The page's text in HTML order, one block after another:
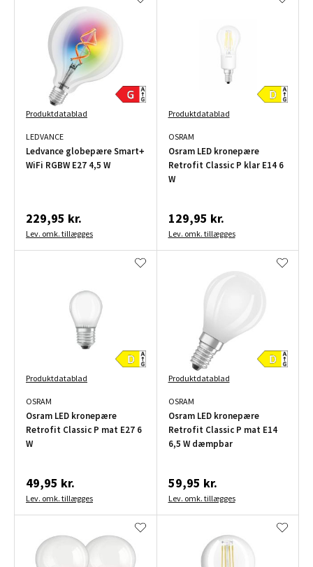
Produktdatablad
LEDVANCE
Ledvance globepære Smart+
WiFi RGBW E27 4,5 W
229,95 kr.
Lev. omk. tillægges
Produktdatablad
OSRAM
Osram LED kronepære
Retrofit Classic P klar E14 6
W
129,95 kr.
Lev. omk. tillægges
Produktdatablad
OSRAM
Osram LED kronepære
Retrofit Classic P mat E27 6
W
49,95 kr.
Lev. omk. tillægges
Produktdatablad
OSRAM
Osram LED kronepære
Retrofit Classic P mat E14
6,5 W dæmpbar
59,95 kr.
Lev. omk. tillægges